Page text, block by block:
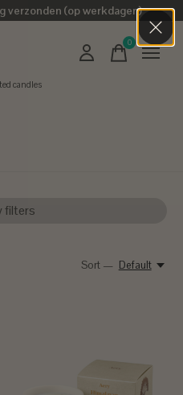
verzonden (op werkdagen)
0items
candles
filters
Sort — Default